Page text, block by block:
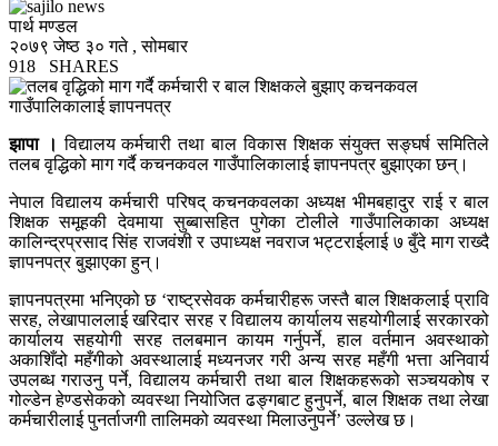
पार्थ मण्डल
२०७९ जेष्ठ ३० गते , सोमबार
918
SHARES
झापा ।विद्यालय कर्मचारी तथा बाल विकास शिक्षक संयुक्त सङ्घर्ष समितिले
तलब वृद्धिको माग गर्दै कचनकवल गाउँपालिकालाई ज्ञापनपत्र बुझाएका छन्।
नेपाल विद्यालय कर्मचारी परिषद् कचनकवलका अध्यक्ष भीमबहादुर राई र बाल
शिक्षक समूहकी देवमाया सुब्बासहित पुगेका टोलीले गाउँपालिकाका अध्यक्ष
कालिन्द्रप्रसाद सिंह राजवंशी र उपाध्यक्ष नवराज भट्टराईलाई ७ बुँदे माग राख्दै
ज्ञापनपत्र बुझाएका हुन्।
ज्ञापनपत्रमा भनिएको छ ‘राष्ट्रसेवक कर्मचारीहरू जस्तै बाल शिक्षकलाई प्रावि
सरह, लेखापाललाई खरिदार सरह र विद्यालय कार्यालय सहयोगीलाई सरकारको
कार्यालय सहयोगी सरह तलबमान कायम गर्नुपर्ने, हाल वर्तमान अवस्थाको
अकाशिँदो महँगीको अवस्थालाई मध्यनजर गरी अन्य सरह महँगी भत्ता अनिवार्य
उपलब्ध गराउनु पर्ने, विद्यालय कर्मचारी तथा बाल शिक्षकहरूको सञ्चयकोष र
गोल्डेन हेण्डसेकको व्यवस्था नियोजित ढङ्गबाट हुनुपर्ने, बाल शिक्षक तथा लेखा
कर्मचारीलाई पुनर्ताजगी तालिमको व्यवस्था मिलाउनुपर्ने’ उल्लेख छ।